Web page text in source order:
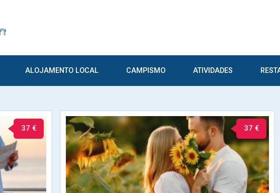
ALOJAMENTO LOCAL CAMPISMO ATIVIDADES
37 € 37 €